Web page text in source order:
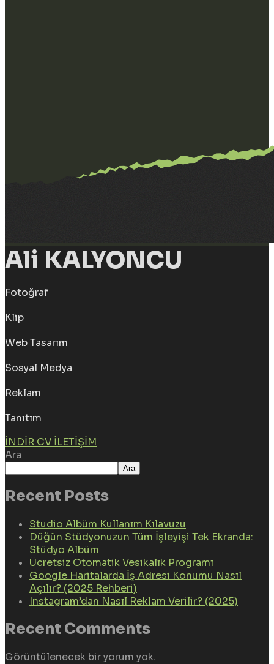
Ali KALYONCU
Fotoğraf
Klip
Web Tasarım
Sosyal Medya
Reklam
Tanıtım
İNDIR CV İLETIŞIM
Ara
Ara
Recent Posts
Studio Albüm Kullanım Kılavuzu
Düğün Stüdyonuzun Tüm İşleyişi Tek Ekranda:
Stüdyo Albüm
Ücretsiz Otomatik Vesikalık Programı
Google Haritalarda İş Adresi Konumu Nasıl
Açılır? (2025 Rehberi)
Instagram’dan Nasıl Reklam Verilir? (2025)
Recent Comments
Görüntülenecek bir yorum yok.